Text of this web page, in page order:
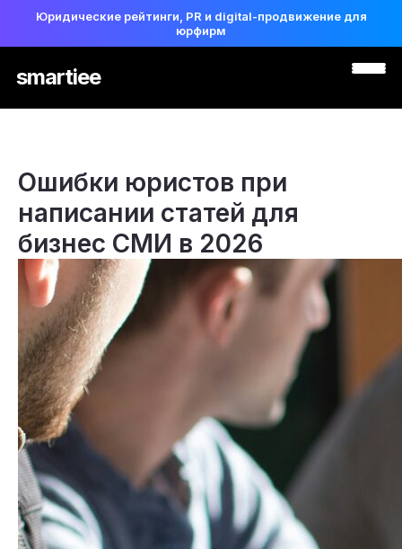
Юридические рейтинги, PR и digital-продвижение для
юрфирм
smartiee
Ошибки юристов при
написании статей для
бизнес СМИ в 2026